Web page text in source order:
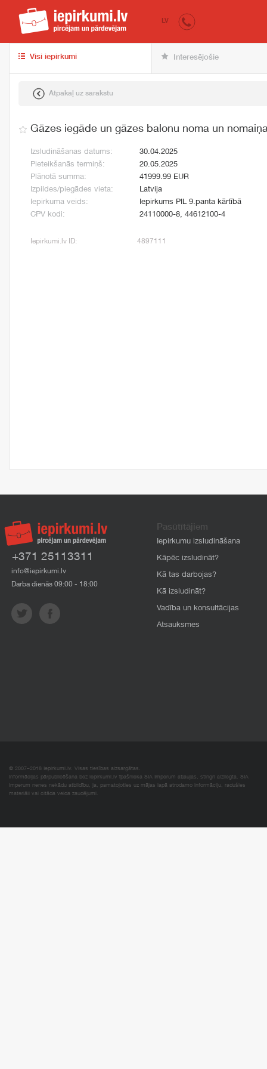
iepirkumi.lv
LV
Visi iepirkumi Interesējošie
Atpakaļ uz sarakstu
Gāzes iegāde un gāzes balonu noma un
Izsludināšanas datums:
30.04.2025
Pieteikšanās termiņš:
20.05.2025
Plānotā summa:
41999.99 EUR
Izpildes/piegādes vieta:
Latvija
Iepirkuma veids:
Iepirkums PIL 9.panta kārtībā
CPV kodi:
24110000-8, 44612100-4
Iepirkumi.lv ID: 4897111
+371 25113311
info@iepirkumi.lv
Darba dienās 09:00 - 18:00
Pasūtītājiem
Iepirkumu izsludināšana
Kāpēc izsludināt?
Kā tas darbojas?
Kā izsludināt?
Vadība un konsultācijas
Atsauksmes
© 2007–2018 Iepirkumi.lv. Visas tiesības aizsargātas.
Informācijas pārpublicēšana bez iepirkumi.lv īpašnieka SIA Imperum atļaujas, stingri aizliegta. SIA
Imperum nenes nekādu atbildību, ja, pamatojoties uz mājas lapā atrodamo informāciju, radušies
materiāli vai citāda veida zaudējumi.